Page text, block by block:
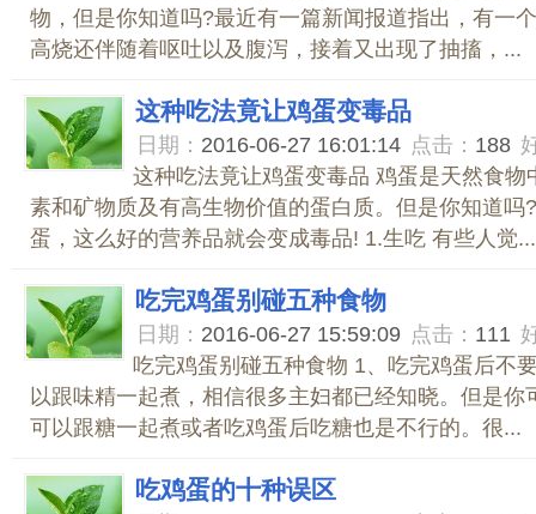
物，但是你知道吗?最近有一篇新闻报道指出，有一
高烧还伴随着呕吐以及腹泻，接着又出现了抽搐，...
这种吃法竟让鸡蛋变毒品
日期： 2016-06-27 16:01:14 点击： 188
这种吃法竟让鸡蛋变毒品 鸡蛋是天然食物
素和矿物质及有高生物价值的蛋白质。但是你知道吗
蛋，这么好的营养品就会变成毒品! 1.生吃 有些人觉...
吃完鸡蛋别碰五种食物
日期： 2016-06-27 15:59:09 点击： 111
吃完鸡蛋别碰五种食物 1、吃完鸡蛋后不
以跟味精一起煮，相信很多主妇都已经知晓。但是你
可以跟糖一起煮或者吃鸡蛋后吃糖也是不行的。很...
吃鸡蛋的十种误区